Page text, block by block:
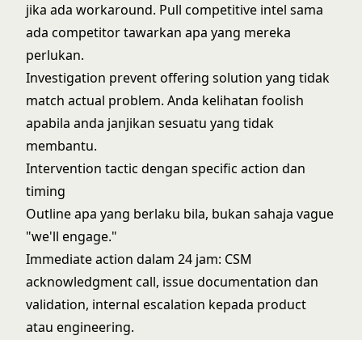
jika ada workaround. Pull competitive intel sama
ada competitor tawarkan apa yang mereka
perlukan.
Investigation prevent offering solution yang tidak
match actual problem. Anda kelihatan foolish
apabila anda janjikan sesuatu yang tidak
membantu.
Intervention tactic dengan specific action dan
timing
Outline apa yang berlaku bila, bukan sahaja vague
"we'll engage."
Immediate action dalam 24 jam: CSM
acknowledgment call, issue documentation dan
validation, internal escalation kepada product
atau engineering.